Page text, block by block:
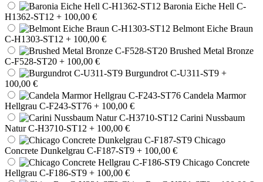
Baronia Eiche Hell C-
H1362-ST12 + 100,00 €
Belmont Eiche Braun
C-H1303-ST12 + 100,00 €
Brushed Metal Bronze
C-F528-ST20 + 100,00 €
Burgundrot C-U311-ST9 +
100,00 €
Candela Marmor
Hellgrau C-F243-ST76 + 100,00 €
Carini Nussbaum
Natur C-H3710-ST12 + 100,00 €
Chicago
Concrete Dunkelgrau C-F187-ST9 + 100,00 €
Chicago Concrete
Hellgrau C-F186-ST9 + 100,00 €